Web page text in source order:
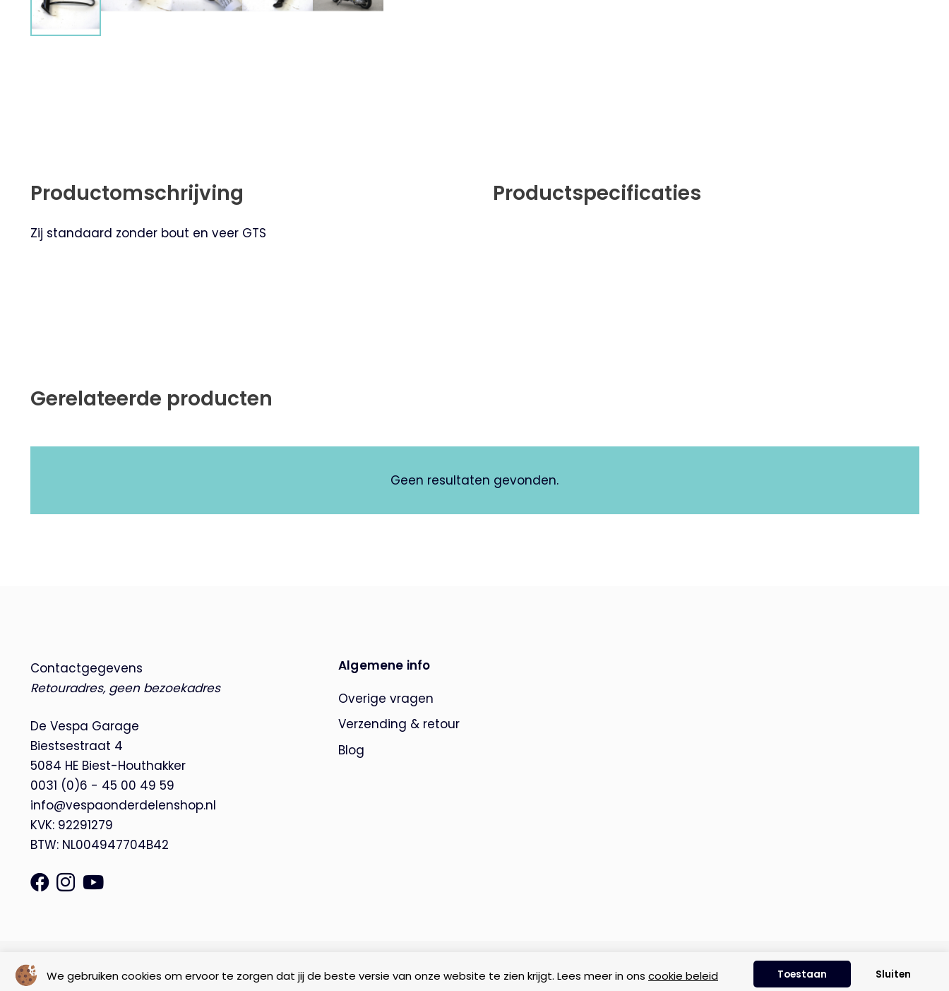
We gebruiken cookies om ervoor te zorgen dat jij de beste versie van onze website te zien krijgt. Lees meer in ons cookie beleid Toestaan Sluiten
Productomschrijving
Zij standaard zonder bout en veer GTS
Productspecificaties
Gerelateerde producten
Geen resultaten gevonden.
Contactgegevens
Retouradres, geen bezoekadres
De Vespa Garage
Biestsestraat 4
5084 HE Biest-Houthakker
0031 (0)6 - 45 00 49 59
info@vespaonderdelenshop.nl
KVK: 92291279
BTW: NL004947704B42
Algemene info
Overige vragen
Verzending & retour
Blog
© Copyright 2026 – De Vespa Garage | Privacyverklaring Cookie beleid